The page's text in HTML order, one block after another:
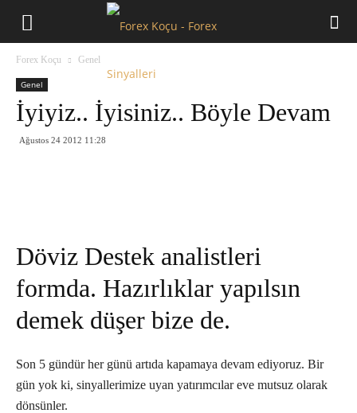
Forex Koçu Genel
Genel
İyiyiz.. İyisiniz.. Böyle Devam
Ağustos 24 2012 11:28
Döviz Destek analistleri
formda. Hazırlıklar yapılsın
demek düşer bize de.
Son 5 gündür her günü artıda kapamaya devam ediyoruz. Bir
gün yok ki, sinyallerimize uyan yatırımcılar eve mutsuz olarak
dönsünler.